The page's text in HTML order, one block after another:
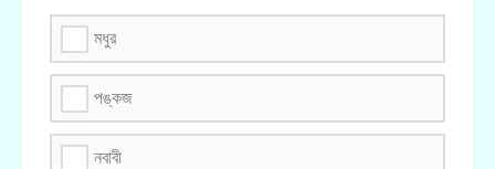
মধুর
পঙ্কজ
নবাবী